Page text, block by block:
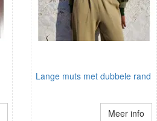
Lange muts met dubbele rand
Meer info